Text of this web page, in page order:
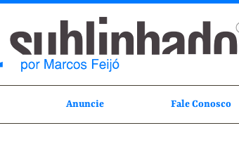
Anuncie Fale Conosco